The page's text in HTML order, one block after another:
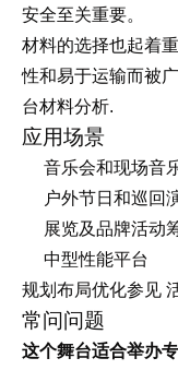
安全至关重要。
材料的选择也起着
性和易于运输而被
台材料分析.
应用场景
音乐会和现场音
户外节日和巡回
展览及品牌活动
中型性能平台
规划布局优化参见
常问问题
这个舞台适合举办